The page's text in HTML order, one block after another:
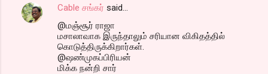
Cable சங்கர் said…
@மஞ்சூர் ராஜா
மசாலாவாக இருந்தாலும் சரியான விகிதத்தில்
கொடுத்திருக்கிறார்கள்.
@ஷண்முகப்பிரியன்
மிக்க நன்றி சார்